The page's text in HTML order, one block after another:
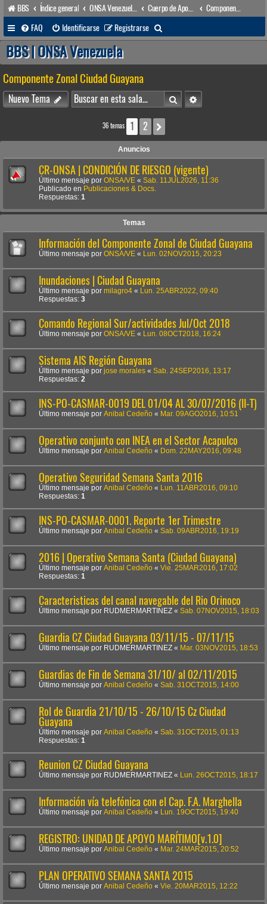
BBS Índice general
FAQ
Identificarse Registrarse
u
a
r
BBS | ONSA Venezuela
Componente Zonal Ciudad Guayana
Nuevo Tema BuscarBúsqueda avanzada
36 temas 1 2
Anuncios
CR-ONSA | CONDICIÓN DE RIESGO (vigente)
Último mensaje por ONSA/VE « Sab. 11JUL2026, 11:36
Publicado en Publicaciones & Docs.
Respuestas: 1
Temas
Información del Componente Zonal de Ciudad Guayana
Último mensaje por ONSA/VE « Lun. 02NOV2015, 20:23
Inundaciones | Ciudad Guayana
Último mensaje por milagro4 «
Lun. 25ABR2022, 09:40
Respuestas: 3
Comando Regional Sur/actividades Jul/Oct 2018
Último mensaje por ONSA/VE « Lun. 08OCT2018, 16:24
Sistema AIS Región Guayana
Último mensaje por jose morales « Sab. 24SEP2016, 13:17
Respuestas: 2
INS-PO-CASMAR-0019 DEL 01/04 AL 30/07/2016 (II-T)
Último mensaje por Anibal Cedeño « Mar. 09AGO2016, 10:51
Operativo conjunto con INEA en el Sector Acapulco
Último mensaje por Anibal Cedeño « Dom. 22MAY2016, 09:48
Operativo Seguridad Semana Santa 2016
Último mensaje por Anibal Cedeño «
Lun. 11ABR2016, 09:10
Respuestas: 1
INS-PO-CASMAR-0001. Reporte 1er Trimestre
Último mensaje por Anibal Cedeño « Sab. 09ABR2016, 19:19
2016 | Operativo Semana Santa (Ciudad Guayana)
Último mensaje por Anibal Cedeño « Vie. 25MAR2016, 17:02
Respuestas: 1
Caracteristicas del canal navegable del Rio Orinoco
Último mensaje por RUDMERMARTINEZ « Sab. 07NOV2015, 18:03
Guardia CZ Ciudad Guayana 03/11/15 - 07/11/15
Último mensaje por RUDMERMARTINEZ « Mar. 03NOV2015, 18:53
Guardias de Fin de Semana 31/10/ al 02/11/2015
Último mensaje por Anibal Cedeño « Sab. 31OCT2015, 14:00
Rol de Guardia 21/10/15 - 26/10/15 Cz Ciudad
Guayana
Último mensaje por Anibal Cedeño « Sab. 31OCT2015, 01:13
Respuestas: 1
Reunion CZ Ciudad Guayana
Último mensaje por RUDMERMARTINEZ « Lun. 26OCT2015, 18:17
Información vía telefónica con el Cap. F.A. Marghella
Último mensaje por Anibal Cedeño « Lun. 19OCT2015, 19:40
REGISTRO: UNIDAD DE APOYO MARÍTIMO[v.1.0]
Último mensaje por Anibal Cedeño « Mar. 24MAR2015, 20:52
PLAN OPERATIVO SEMANA SANTA 2015
Último mensaje por Anibal Cedeño « Vie. 20MAR2015, 12:22